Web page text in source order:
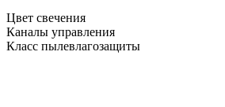
Цвет свечения
Каналы управления
Класс пылевлагозащиты